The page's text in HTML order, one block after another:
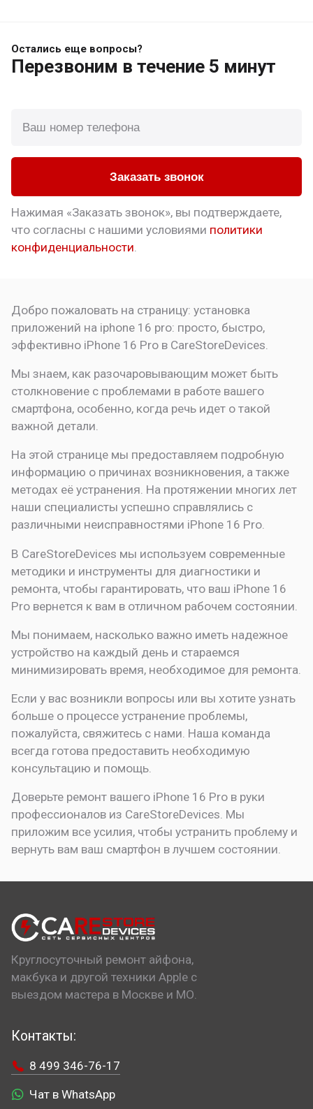
Остались еще вопросы?
Перезвоним в течение 5 минут
Заказать звонок
Нажимая «Заказать звонок», вы подтверждаете,
что согласны с нашими условиями политики
конфиденциальности.
Добро пожаловать на страницу:установка
приложений на iphone 16 pro: просто, быстро,
эффективно iPhone 16 Pro в CareStoreDevices.
Мы знаем, как разочаровывающим может быть
столкновение с проблемами в работе вашего
смартфона, особенно, когда речь идет о такой
важной детали.
На этой странице мы предоставляем подробную
информацию о причинах возникновения, а также
методах её устранения. На протяжении многих лет
наши специалисты успешно справлялись с
различными неисправностями iPhone 16 Pro.
В CareStoreDevices мы используем современные
методики и инструменты для диагностики и
ремонта, чтобы гарантировать, что ваш iPhone 16
Pro вернется к вам в отличном рабочем состоянии.
Мы понимаем, насколько важно иметь надежное
устройство на каждый день и стараемся
минимизировать время, необходимое для ремонта.
Если у вас возникли вопросы или вы хотите узнать
больше о процессе устранение проблемы,
пожалуйста, свяжитесь с нами. Наша команда
всегда готова предоставить необходимую
консультацию и помощь.
Доверьте ремонт вашего iPhone 16 Pro в руки
профессионалов из CareStoreDevices. Мы
приложим все усилия, чтобы устранить проблему и
вернуть вам ваш смартфон в лучшем состоянии.
Круглосуточный ремонт айфона,
макбука и другой техники Apple с
выездом мастера в Москве и МО.
Контакты:
8 499 346-76-17
Чат в WhatsApp